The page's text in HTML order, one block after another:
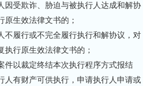
因受欺诈、胁迫与被执行人达成和解协
原生效法律文书的；
不履行或不完全履行执行和解协议，对
执行原生效法律文书的；
件以裁定终结本次执行程序方式报结
人有财产可供执行，申请执行人申请或